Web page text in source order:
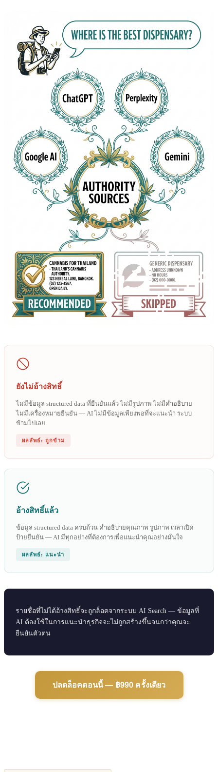
ยังไม่อ้างสิทธิ์
ไม่มีข้อมูล structured data ที่ยืนยันแล้ว ไม่มีรูปภาพ ไม่มีคำอธิบาย
ไม่มีเครื่องหมายยืนยัน — AI ไม่มีข้อมูลเพียงพอที่จะแนะนำ ระบบ
ข้ามไปเลย
ผลลัพธ์: ถูกข้าม
อ้างสิทธิ์แล้ว
ข้อมูล structured data ครบถ้วน คำอธิบายคุณภาพ รูปภาพ เวลาเปิด
ป้ายยืนยัน — AI มีทุกอย่างที่ต้องการเพื่อแนะนำคุณอย่างมั่นใจ
ผลลัพธ์: แนะนำ
รายชื่อที่ไม่ได้อ้างสิทธิ์จะถูกล็อคจากระบบ AI Search — ข้อมูลที่
AI ต้องใช้ในการแนะนำธุรกิจจะไม่ถูกสร้างขึ้นจนกว่าคุณจะ
ยืนยันตัวตน
ปลดล็อคตอนนี้ — ฿990 ครั้งเดียว